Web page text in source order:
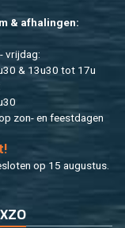
& af­ha­lin­gen:
vrij­dag:
& 13u30 tot 17u
zon- en feest­da­gen
op 15 au­gus­tus.